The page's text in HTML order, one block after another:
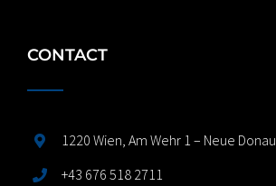
CONTACT
1220 Wien, Am Wehr 1 – Neue Donau
+43 676 518 2711